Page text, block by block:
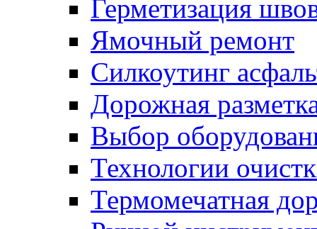
Герметизация
Ямочный ремонт
Силкоутинг
Дорожная
Выбор
Технологии
Термомечатная